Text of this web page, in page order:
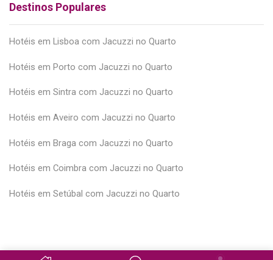
Destinos Populares
Hotéis em Lisboa com Jacuzzi no Quarto
Hotéis em Porto com Jacuzzi no Quarto
Hotéis em Sintra com Jacuzzi no Quarto
Hotéis em Aveiro com Jacuzzi no Quarto
Hotéis em Braga com Jacuzzi no Quarto
Hotéis em Coimbra com Jacuzzi no Quarto
Hotéis em Setúbal com Jacuzzi no Quarto